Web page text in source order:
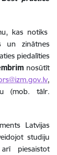
kas notiks
un zinātnes
piedalīties
nosūtīt
,
(mob. tālr.
Latvijas
studiju
arī piesaistot